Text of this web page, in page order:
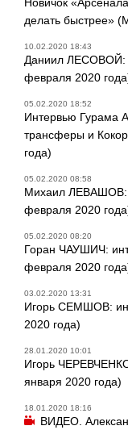
делать быстрее»
10.02.2020 18:43
Даниил ЛЕСОВОЙ:
февраля 2020
05.02.2020 18:52
Интервью Гурама
трансферы и
года)
05.02.2020 08:58
Михаил ЛЕВАШОВ:
февраля 2020
05.02.2020 08:20
Горан ЧАУШИЧ:
февраля 2020
03.02.2020 13:31
Игорь СЕМШОВ:
2020 года)
28.01.2020 10:01
Игорь
января 2020 года)
18.01.2020 18:16
ВИДЕО.